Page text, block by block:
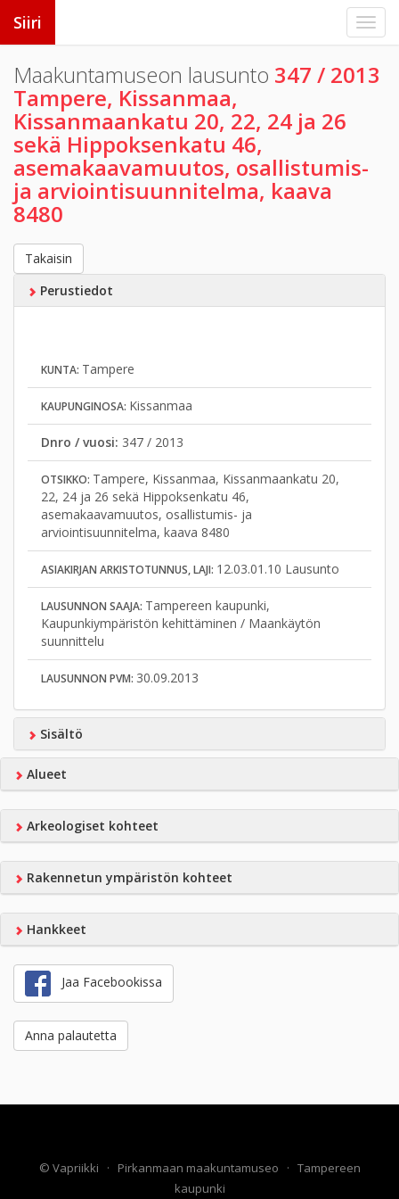
Siiri
Maakuntamuseon lausunto 347 / 2013
Tampere, Kissanmaa,
Kissanmaankatu 20, 22, 24 ja 26
sekä Hippoksenkatu 46,
asemakaavamuutos, osallistumis-
ja arviointisuunnitelma, kaava
8480
Takaisin
Perustiedot
KUNTA: Tampere
KAUPUNGINOSA: Kissanmaa
Dnro / vuosi: 347 / 2013
OTSIKKO: Tampere, Kissanmaa, Kissanmaankatu 20,
22, 24 ja 26 sekä Hippoksenkatu 46,
asemakaavamuutos, osallistumis- ja
arviointisuunnitelma, kaava 8480
ASIAKIRJAN ARKISTOTUNNUS, LAJI: 12.03.01.10 Lausunto
LAUSUNNON SAAJA: Tampereen kaupunki,
Kaupunkiympäristön kehittäminen / Maankäytön
suunnittelu
LAUSUNNON PVM: 30.09.2013
Sisältö
Alueet
Arkeologiset kohteet
Rakennetun ympäristön kohteet
Hankkeet
Jaa Facebookissa
Anna palautetta
© Vapriikki · Pirkanmaan maakuntamuseo · Tampereen
kaupunki